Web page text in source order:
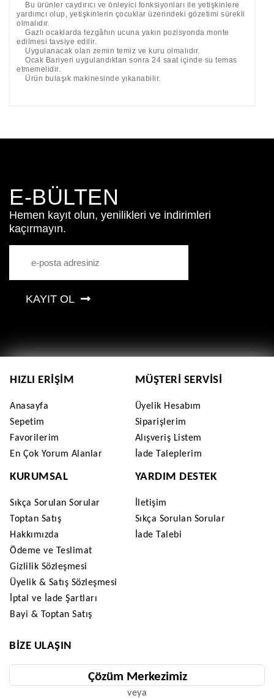
Bu ürünler caydırıcı ve önleyici fonksiyonları ile yetişkinlere
yardımcı olup, yetişkinlerin çocuklar üzerindeki gözetimi sürekli
olmalıdır.
Gazlı ocaklarda tezgâhın ucuna yakın pozisyonda monte
edilmesi tavsiye edilir.
Uygulanacak olan zemin temiz ve kuru olmalıdır.
Ocak Bariyeri uygulandıktan sonra 24 saat içinde su temas
etmemelidir.
Ürün bulaşık makinesinde yıkanabilir.
E-BÜLTEN
Hemen kayıt olun, yenilikleri ve indirimleri
kaçırmayın.
KAYIT OL
HIZLI ERIŞIM
Anasayfa
Sepetim
Favorilerim
En Çok Yorum Alanlar
MÜŞTERI SERVISI
Üyelik Hesabım
Siparişlerim
Alışveriş Listem
İade Taleplerim
KURUMSAL
Sıkça Sorulan Sorular
Toptan Satış
Hakkımızda
Ödeme ve Teslimat
Gizlilik Sözleşmesi
Üyelik & Satış Sözleşmesi
İptal ve İade Şartları
Bayi & Toptan Satış
YARDIM DESTEK
İletişim
Sıkça Sorulan Sorular
İade Talebi
BIZE ULAŞIN
Çözüm Merkezimiz
veya